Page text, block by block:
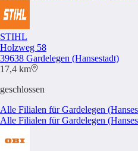
STIHL
Holzweg 58
39638 Gardelegen (Hansestadt)
17,4 km
geschlossen
Alle Filialen für Gardelegen
Alle Filialen für Gardelegen